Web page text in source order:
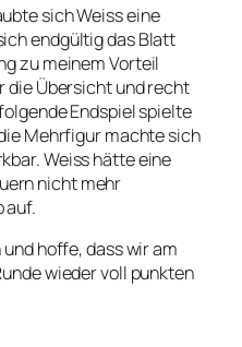
sich Weiss eine
endgültig das Blatt
zu meinem Vorteil
die Übersicht und recht
Endspiel spielte
Mehrfigur machte sich
Weiss hätte eine
nicht mehr
auf.
hoffe, dass wir am
wieder voll punkten